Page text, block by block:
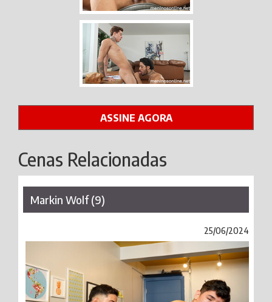
ASSINE AGORA
Cenas Relacionadas
Markin Wolf (9)
25/06/2024